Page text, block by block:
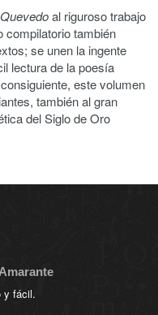
al riguroso trabajo
compilatorio también
se unen la ingente
lectura de la poesía
este volumen
también al gran
del Siglo de Oro
y fácil.